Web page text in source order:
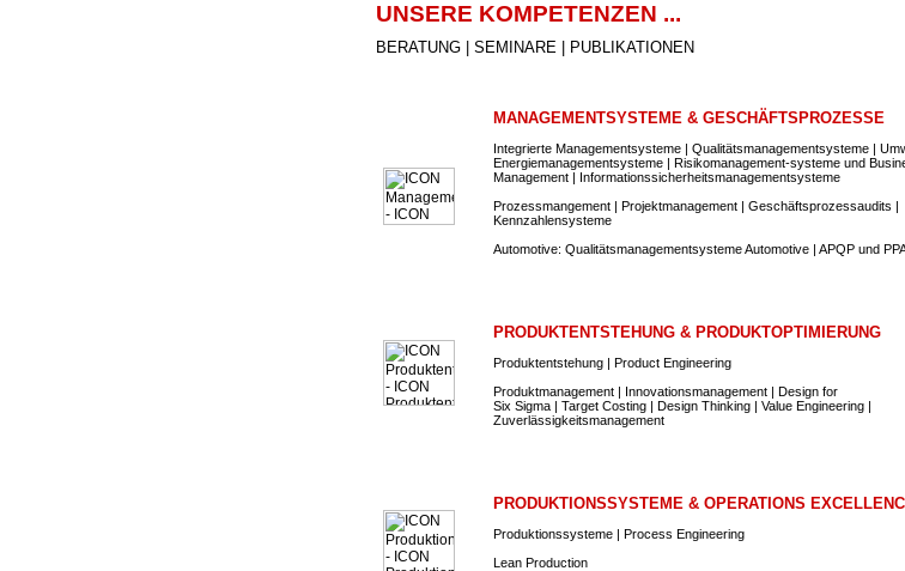
UNSERE KOMPETENZEN ...
BERATUNG | SEMINARE | PUBLIKATIONEN
MANAGEMENTSYSTEME & GESCHÄFTSPROZESSE
Integrierte Managementsysteme | Qualitätsmanagementsysteme |
Energiemanagementsysteme | Risikomanagement-systeme und
Management | Informationssicherheitsmanagementsysteme
Prozessmangement | Projektmanagement | Geschäftsprozessaudits |
Kennzahlensysteme
Automotive: Qualitätsmanagementsysteme Automotive | APQP und
PRODUKTENTSTEHUNG & PRODUKTOPTIMIERUNG
Produktentstehung | Product Engineering
Produktmanagement | Innovationsmanagement | Design for
Six Sigma | Target Costing | Design Thinking | Value Engineering |
Zuverlässigkeitsmanagement
PRODUKTIONSSYSTEME & OPERATIONS
Produktionssysteme | Process Engineering
Lean Production